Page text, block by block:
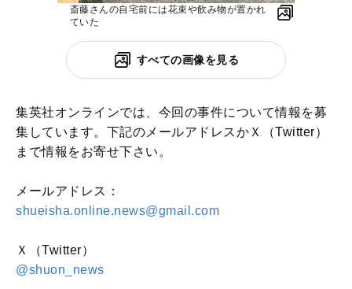
斎藤さんの自宅前には花束や飲み物が置かれ
ていた
すべての画像を見る
集英社オンラインでは、今回の事件について情報を募
集しています。下記のメールアドレスかＸ（Twitter）
まで情報をお寄せ下さい。
メールアドレス：
shueisha.online.news@gmail.com
Ｘ（Twitter）
@shuon_news